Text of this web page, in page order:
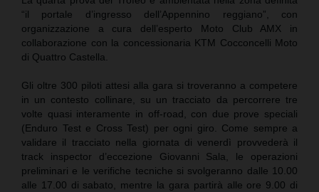
“il portale d’ingresso dell’Appennino reggiano”, con
organizzazione a cura dell’esperto Moto Club AMX in
collaborazione con la concessionaria KTM Cocconcelli Moto
di Quattro Castella.
Gli oltre 300 piloti attesi alla gara si troveranno a competere
in un contesto collinare, su un tracciato da percorrere tre
volte quasi interamente in off-road, con due prove speciali
(Enduro Test e Cross Test) per ogni giro. Come sempre a
validare il tracciato nella giornata di venerdì provvederà il
track inspector d’eccezione Giovanni Sala, le operazioni
preliminari e le verifiche tecniche si svolgeranno dalle 10.00
alle 17.00 di sabato, mentre la gara partirà alle ore 9.00 di